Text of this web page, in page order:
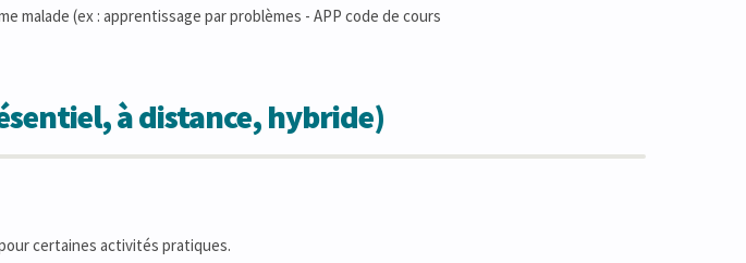
malade (ex : apprentissage par problèmes - APP code de cours
à distance, hybride)
certaines activités pratiques.